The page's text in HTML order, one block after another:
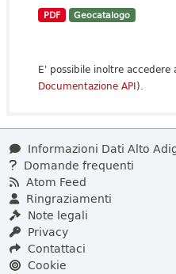
PDF Geocatalogo
E' possibile inoltre
Documentazione API).
Informazioni Dati Alto
Domande frequenti
Atom Feed
Ringraziamenti
Note legali
Privacy
Contattaci
Cookie